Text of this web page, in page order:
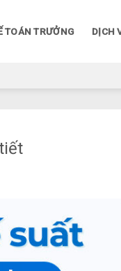
TOÁN TRƯỞNG DỊCH